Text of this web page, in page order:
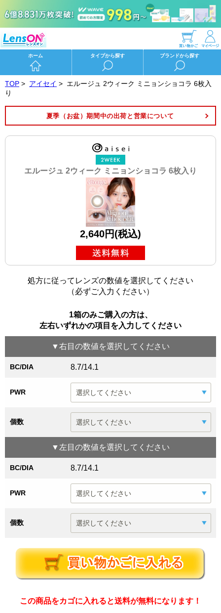
ホーム タイプから探す ブランドから探す
TOP > アイセイ > エルージュ 2ウィーク ミニョンショコラ 6枚入
り
夏季（お盆）期間中の出荷と営業について
エルージュ 2ウィーク ミニョンショコラ 6枚入り
2,640円(税込)
処方に従ってレンズの数値を選択してください
（必ずご入力ください）
1箱のみご購入の方は、
左右いずれかの項目を入力してください
▼右目 の数値を選択してください
BC/DIA 8.7/14.1
PWR
個数
▼ 左目 の数値を選択してください
BC/DIA 8.7/14.1
PWR
個数
この商品をカゴに入れると送料が無料になります！